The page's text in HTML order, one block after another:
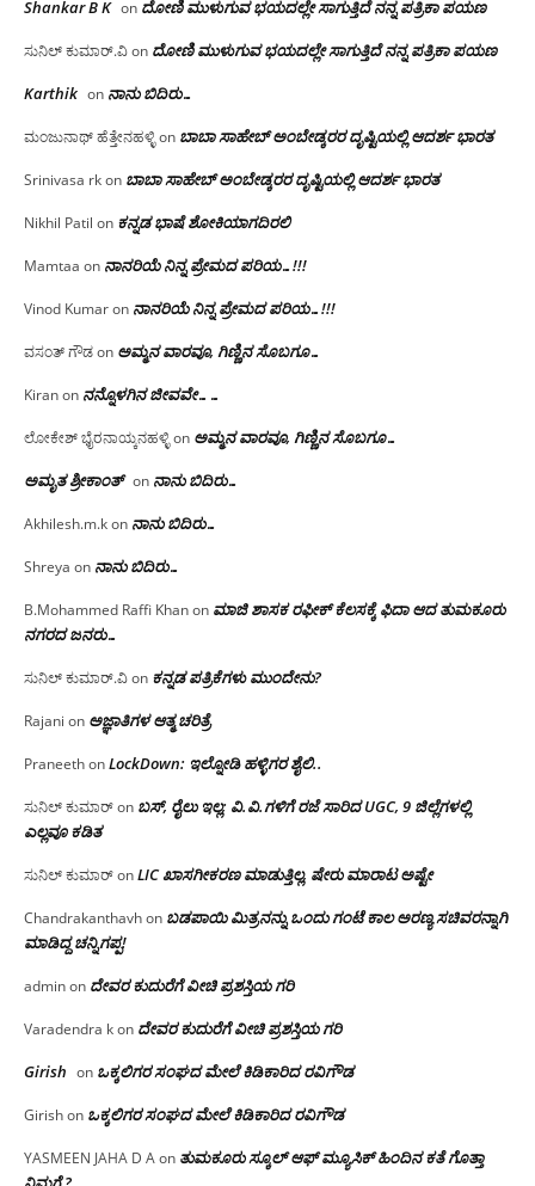
Shankar B K on ದೋಣಿ ಮುಳುಗುವ ಭಯದಲ್ಲೇ ಸಾಗುತ್ತಿದೆ ನನ್ನ ಪತ್ರಿಕಾ ಪಯಣ
ಸುನಿಲ್ ಕುಮಾರ್.ವಿon ದೋಣಿ ಮುಳುಗುವ ಭಯದಲ್ಲೇ ಸಾಗುತ್ತಿದೆ ನನ್ನ ಪತ್ರಿಕಾ ಪಯಣ
Karthik on ನಾನು ಬಿದಿರು…
ಮಂಜುನಾಥ್ ಹೆತ್ತೇನಹಳ್ಳಿon ಬಾಬಾ ಸಾಹೇಬ್ ಅಂಬೇಡ್ಕರರ ದೃಷ್ಟಿಯಲ್ಲಿ ಆದರ್ಶ ಭಾರತ
Srinivasa rkon ಬಾಬಾ ಸಾಹೇಬ್ ಅಂಬೇಡ್ಕರರ ದೃಷ್ಟಿಯಲ್ಲಿ ಆದರ್ಶ ಭಾರತ
Nikhil Patil on ಕನ್ನಡ ಭಾಷೆ ಶೋಕಿಯಾಗದಿರಲಿ
Mamtaa on ನಾನರಿಯೆ ನಿನ್ನ ಪ್ರೇಮದ ಪರಿಯ…!!!
Vinod Kumaron ನಾನರಿಯೆ ನಿನ್ನ ಪ್ರೇಮದ ಪರಿಯ…!!!
ವಸಂತ್ ಗೌಡon ಅಮ್ಮನ ವಾರವೂ, ಗಿಣ್ಣಿನ ಸೊಬಗೂ…
Kiranon ನನ್ನೊಳಗಿನ ಜೀವವೇ……
ಲೋಕೇಶ್ ಭೈರನಾಯ್ಕನಹಳ್ಳಿon ಅಮ್ಮನ ವಾರವೂ, ಗಿಣ್ಣಿನ ಸೊಬಗೂ…
ಅಮೃತ ಶ್ರೀಕಾಂತ್ on ನಾನು ಬಿದಿರು…
Akhilesh.m.kon ನಾನು ಬಿದಿರು…
Shreya on ನಾನು ಬಿದಿರು…
B.Mohammed Raffi Khanon ಮಾಜಿ ಶಾಸಕ ರಫೀಕ್ ಕೆಲಸಕ್ಕೆ ಫಿದಾ ಆದ ತುಮಕೂರು
ನಗರದ ಜನರು…
ಸುನಿಲ್ ಕುಮಾರ್.ವಿon ಕನ್ನಡ ಪತ್ರಿಕೆಗಳು ಮುಂದೇನು?
Rajani on ಅಜ್ಞಾತಿಗಳ ಆತ್ಮ ಚರಿತ್ರೆ
PraneethonLockDown: ಇಲ್ನೋಡಿ ಹಳ್ಳಿಗರ ಶೈಲಿ..
ಸುನಿಲ್ ಕುಮಾರ್on ಬಸ್, ರೈಲು ಇಲ್ಲ; ವಿ.ವಿ.ಗಳಿಗೆ ರಜೆ ಸಾರಿದ UGC, 9 ಜಿಲ್ಲೆಗಳಲ್ಲಿ
ಎಲ್ಲವೂ ಕಡಿತ
ಸುನಿಲ್ ಕುಮಾರ್onLIC ಖಾಸಗೀಕರಣ ಮಾಡುತ್ತಿಲ್ಲ, ಷೇರು ಮಾರಾಟ ಅಷ್ಟೇ
Chandrakanthavhon ಬಡಪಾಯಿ ಮಿತ್ರನನ್ನು ಒಂದು ಗಂಟೆ ಕಾಲ ಅರಣ್ಯ ಸಚಿವರನ್ನಾಗಿ
ಮಾಡಿದ್ದ ಚನ್ನಿಗಪ್ಪ!
adminon ದೇವರ ಕುದುರೆಗೆ ವೀಚಿ ಪ್ರಶಸ್ತಿಯ ಗರಿ
Varadendra kon ದೇವರ ಕುದುರೆಗೆ ವೀಚಿ ಪ್ರಶಸ್ತಿಯ ಗರಿ
Girish on ಒಕ್ಕಲಿಗರ ಸಂಘದ ಮೇಲೆ ಕಿಡಿಕಾರಿದ ರವಿಗೌಡ
Girishon ಒಕ್ಕಲಿಗರ ಸಂಘದ ಮೇಲೆ ಕಿಡಿಕಾರಿದ ರವಿಗೌಡ
YASMEEN JAHA D Aon ತುಮಕೂರು ಸ್ಕೂಲ್ ಆಫ್ ಮ್ಯೂಸಿಕ್ ಹಿಂದಿನ ಕತೆ ಗೊತ್ತಾ